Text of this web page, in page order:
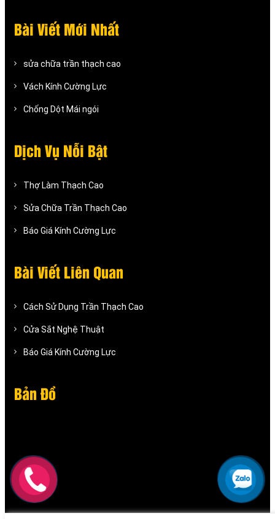
Bài Viết Mới Nhất
sửa chữa trần thạch cao
Vách Kính Cường Lực
Chống Dột Mái ngói
Dịch Vụ Nỗi Bật
Thợ Làm Thạch Cao
Sửa Chữa Trần Thạch Cao
Báo Giá Kính Cường Lực
Bài Viết Liên Quan
Cách Sử Dụng Trần Thạch Cao
Cửa Sắt Nghệ Thuật
Báo Giá Kính Cường Lực
Bản Đồ